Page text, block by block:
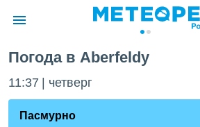
о
Погода в Aberfeldy
11:37 четверг
Пасмурно